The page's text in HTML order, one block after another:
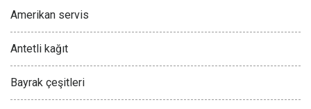
Amerikan servis
Antetli kağıt
Bayrak çeşitleri